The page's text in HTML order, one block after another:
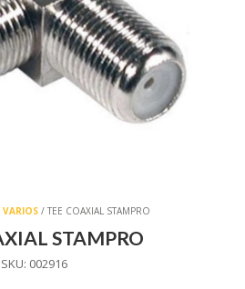
VARIOS / TEE COAXIAL STAMPRO
STAMPRO
SKU: 002916